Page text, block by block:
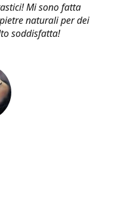
Mi sono fatta
naturali per dei
soddisfatta!